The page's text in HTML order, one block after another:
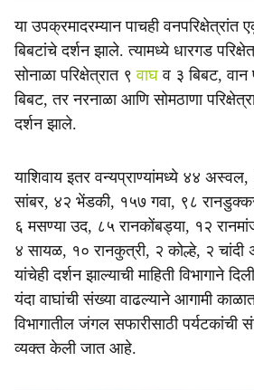
या उपक्रमादरम्यान पाचही
बिबटांचे दर्शन झाले. त्यामध्ये धारगड
सोनाळा परिक्षेत्रात ९वाघव ३ बिबट, वान
बिबट, तर नरनाळा आणि सोमठाणा
दर्शन झाले.
याशिवाय इतर वन्यप्राण्यांमध्ये ४४
सांबर, ४२ भेंडकी, १५७ गवा, ९८
६ मसण्या उद, ८५ रानकोंबड्या, १२
४ सायळ, १० रानकुत्री, २ कोल्हे, २
यांचेही दर्शन झाल्याची माहिती विभागाने
यंदा वाघांची संख्या वाढल्याने आगामी
विभागातील जंगल सफारीसाठी पर्यटकांची
व्यक्त केली जात आहे.